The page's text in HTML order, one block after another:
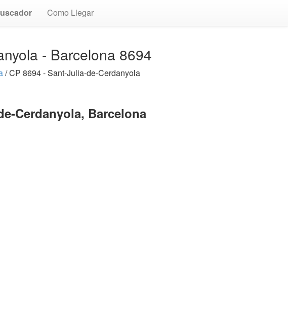
Como Llegar
- Barcelona 8694
/ CP 8694 - Sant-Julia-de-Cerdanyola
Cerdanyola, Barcelona